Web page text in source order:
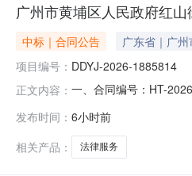
广州市黄埔区人民政府红
中标｜合同公告 广东省｜广
项目编号： DDYJ-2026-1885814
正文内容： 一、合同编号：HT-
82494843供应商（乙
合同主
发布时间： 6小时前
相关产品：
法律服务